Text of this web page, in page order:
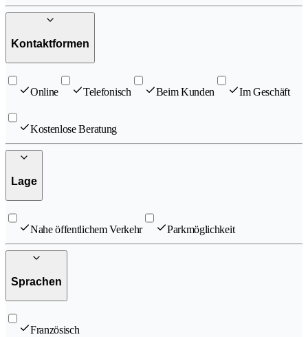
Kontaktformen
Online Telefonisch Beim Kunden Im Geschäft
Kostenlose Beratung
Lage
Nahe öffentlichem Verkehr Parkmöglichkeit
Sprachen
Französisch